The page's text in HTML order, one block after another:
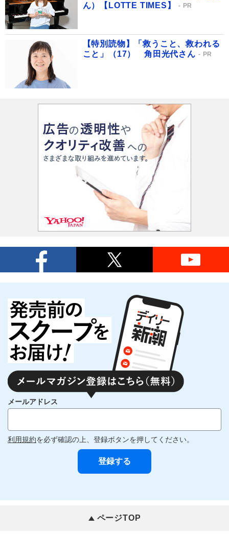
ん）【LOTTE TIMES】
PR
【特別読物】「救うこと、救われる
こと」（17） 角田光代さん
PR
メールアドレス
利用規約を必ず確認の上、登録ボタンを押してください。
ページTOP